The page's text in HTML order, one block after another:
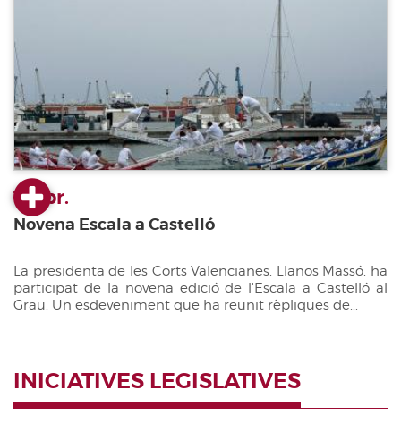
11 abr.
Novena Escala a Castelló
La presidenta de les Corts Valencianes, Llanos Massó, ha
participat de la novena edició de l'Escala a Castelló al
Grau. Un esdeveniment que ha reunit rèpliques de...
INICIATIVES LEGISLATIVES